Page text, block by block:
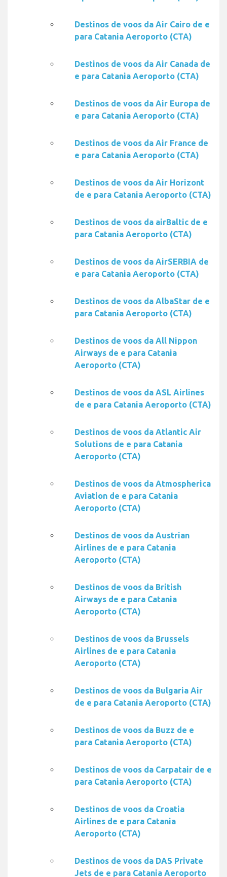
Destinos de voos da Air Cairo de e
para Catania Aeroporto (CTA)
Destinos de voos da Air Canada de
e para Catania Aeroporto (CTA)
Destinos de voos da Air Europa de
e para Catania Aeroporto (CTA)
Destinos de voos da Air France de
e para Catania Aeroporto (CTA)
Destinos de voos da Air Horizont
de e para Catania Aeroporto (CTA)
Destinos de voos da airBaltic de e
para Catania Aeroporto (CTA)
Destinos de voos da AirSERBIA de
e para Catania Aeroporto (CTA)
Destinos de voos da AlbaStar de e
para Catania Aeroporto (CTA)
Destinos de voos da All Nippon
Airways de e para Catania
Aeroporto (CTA)
Destinos de voos da ASL Airlines
de e para Catania Aeroporto (CTA)
Destinos de voos da Atlantic Air
Solutions de e para Catania
Aeroporto (CTA)
Destinos de voos da Atmospherica
Aviation de e para Catania
Aeroporto (CTA)
Destinos de voos da Austrian
Airlines de e para Catania
Aeroporto (CTA)
Destinos de voos da British
Airways de e para Catania
Aeroporto (CTA)
Destinos de voos da Brussels
Airlines de e para Catania
Aeroporto (CTA)
Destinos de voos da Bulgaria Air
de e para Catania Aeroporto (CTA)
Destinos de voos da Buzz de e
para Catania Aeroporto (CTA)
Destinos de voos da Carpatair de e
para Catania Aeroporto (CTA)
Destinos de voos da Croatia
Airlines de e para Catania
Aeroporto (CTA)
Destinos de voos da DAS Private
Jets de e para Catania Aeroporto